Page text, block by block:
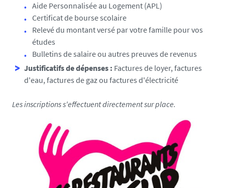
Aide Personnalisée au Logement (APL)
Certificat de bourse scolaire
Relevé du montant versé par votre famille pour vos
études
Bulletins de salaire ou autres preuves de revenus
Justificatifs de dépenses : Factures de loyer, factures
d'eau, factures de gaz ou factures d'électricité
Les inscriptions s'effectuent directement sur place.